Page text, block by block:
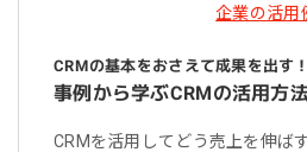
CRMの基本をおさえて成果を出す！
事例から学ぶCRMの活用方
CRMを活用してどう売上を伸ば